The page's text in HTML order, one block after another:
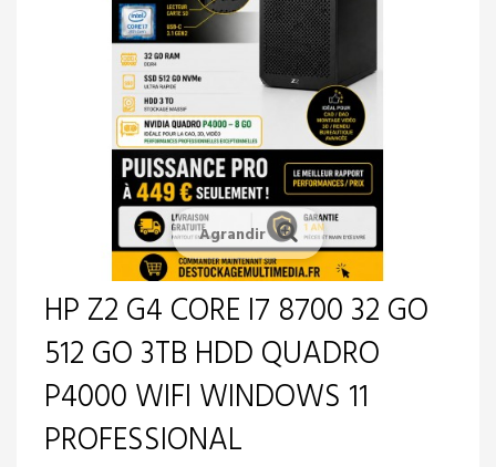
Agrandir
HP Z2 G4 CORE I7 8700 32 GO
512 GO 3TB HDD QUADRO
P4000 WIFI WINDOWS 11
PROFESSIONAL